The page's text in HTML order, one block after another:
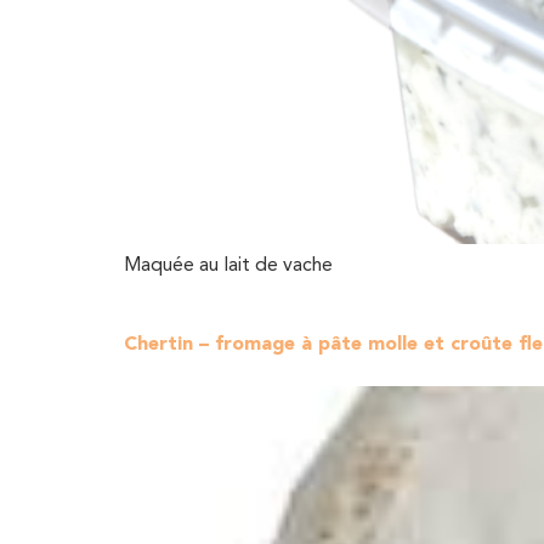
Maquée au lait de vache
Chertin – fromage à pâte molle et croûte